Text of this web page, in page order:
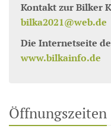
Kontakt zur Bilker
bilka2021@web.de
Die Internetseite
www.bilkainfo.de
Öffnungszeiten